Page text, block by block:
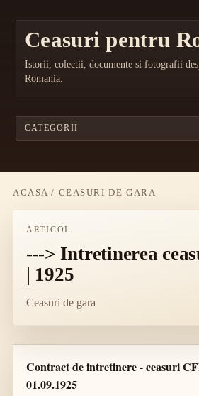
Ceasuri pentru
Istorii, colectii, documente si fotografii
Romania.
CATEGORII
ACASA / CEASURI DE GARA
ARTICOL
---> Intretinerea
| 1925
Ceasuri de gara
Contract de intretinere - ceasuri
01.09.1925